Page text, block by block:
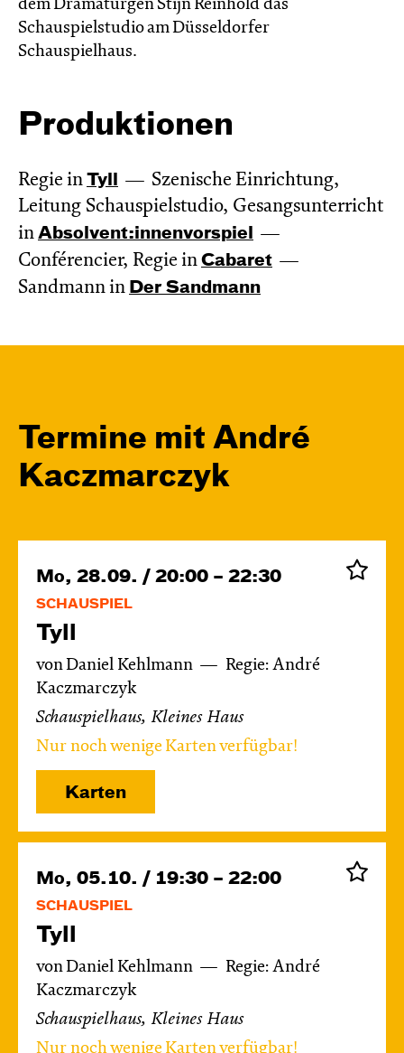
dem Dramaturgen Stijn Reinhold das
Schauspielstudio am Düsseldorfer
Schauspielhaus.
Produktionen
Regie in Tyll
Szenische Einrichtung,
Leitung Schauspielstudio, Gesangsunterricht
in Absol­vent:innen­vor­spiel
Conférencier, Regie in Cabaret
Sandmann in Der Sandmann
Termine mit André
Kacz­marc­zyk
Mo, 28.09. / 20:00 – 22:30
SCHAUSPIEL
Tyll
von Daniel Kehlmann
Regie: André
Kaczmarczyk
Schauspielhaus, Kleines Haus
Nur noch wenige Karten verfügbar!
Karten
Mo, 05.10. / 19:30 – 22:00
SCHAUSPIEL
Tyll
von Daniel Kehlmann
Regie: André
Kaczmarczyk
Schauspielhaus, Kleines Haus
Nur noch wenige Karten verfügbar!